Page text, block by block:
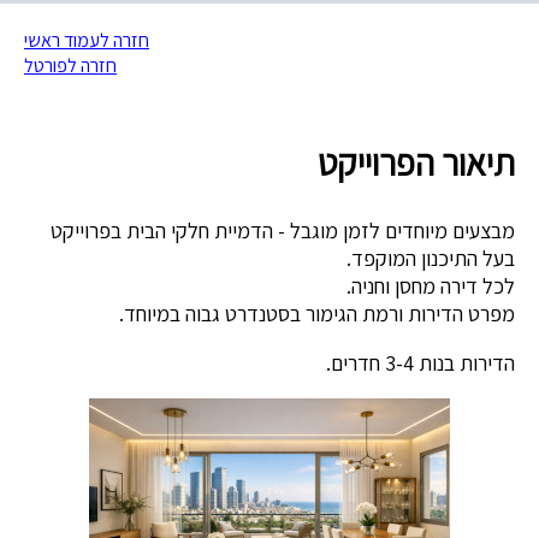
חזרה לעמוד ראשי
חזרה לפורטל
תיאור הפרוייקט
מבצעים מיוחדים לזמן מוגבל - הדמיית חלקי הבית בפרוייקט
בעל התיכנון המוקפד.
לכל דירה מחסן וחניה.
מפרט הדירות ורמת הגימור בסטנדרט גבוה במיוחד.
הדירות בנות 3-4 חדרים.